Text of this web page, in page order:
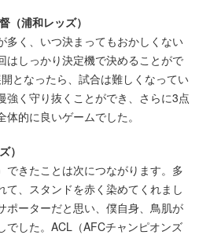
（浦和レッズ）
多く、いつ決まってもおかしくない
はしっかり決定機で決めることがで
となったら、試合は難しくなってい
強く守り抜くことができ、さらに3点
的に良いゲームでした。
）
できたことは次につながります。多
て、スタンドを赤く染めてくれまし
ポーターだと思い、僕自身、鳥肌が
でした。ACL（AFCチャンピオンズ